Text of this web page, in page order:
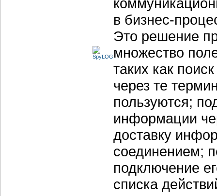
в бизнес-
Это решение
множество
таких как
через те
пользуются;
информации
доставку
соединением;
подключение
списка